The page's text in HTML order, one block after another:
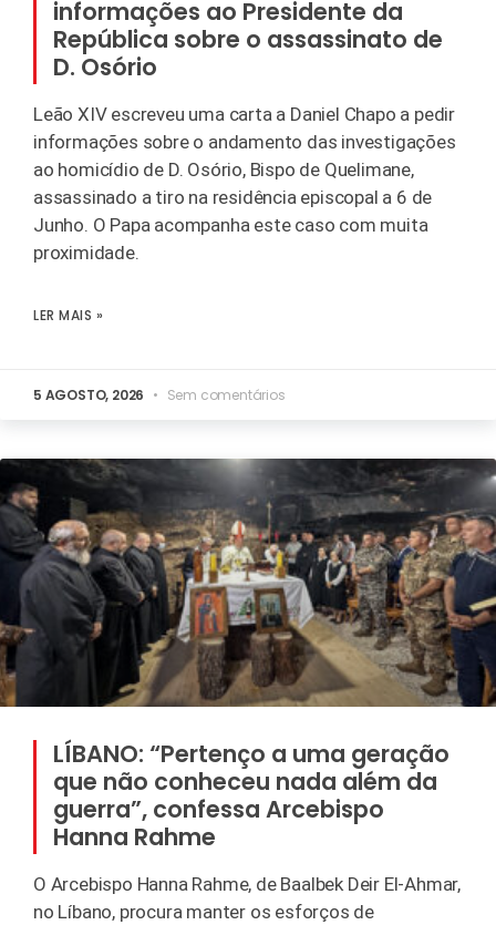
informações ao Presidente da
República sobre o assassinato de
D. Osório
Leão XIV escreveu uma carta a Daniel Chapo a pedir
informações sobre o andamento das investigações
ao homicídio de D. Osório, Bispo de Quelimane,
assassinado a tiro na residência episcopal a 6 de
Junho. O Papa acompanha este caso com muita
proximidade.
LER MAIS »
5 AGOSTO, 2026 Sem comentários
LÍBANO: “Pertenço a uma geração
que não conheceu nada além da
guerra”, confessa Arcebispo
Hanna Rahme
O Arcebispo Hanna Rahme, de Baalbek Deir El-Ahmar,
no Líbano, procura manter os esforços de